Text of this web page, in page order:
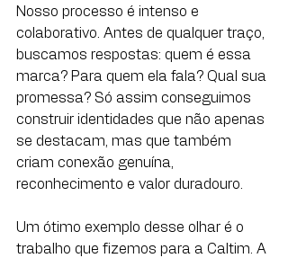
Nosso processo é intenso e
colaborativo. Antes de qualquer traço,
buscamos respostas: quem é essa
marca? Para quem ela fala? Qual sua
promessa? Só assim conseguimos
construir identidades que não apenas
se destacam, mas que também
criam conexão genuína,
reconhecimento e valor duradouro.
Um ótimo exemplo desse olhar é o
trabalho que fizemos para a Caltim. A